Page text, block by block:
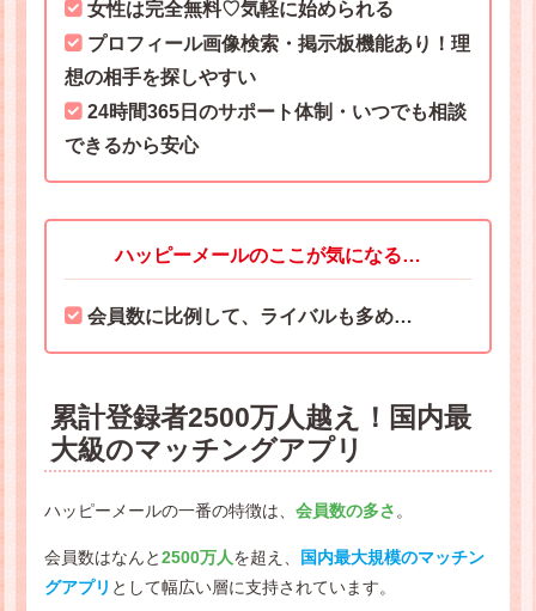
女性は完全無料♡気軽に始められる
プロフィール画像検索・掲示板機能あり！理
想の相手を探しやすい
24時間365日のサポート体制・いつでも相談
できるから安心
ハッピーメールのここが気になる…
会員数に比例して、ライバルも多め…
累計登録者2500万人越え！国内最
大級のマッチングアプリ
ハッピーメールの一番の特徴は、 会員数の多さ 。
会員数はなんと2500万人を超え、
国内最大規模のマッチン
グアプリ として幅広い層に支持されています。